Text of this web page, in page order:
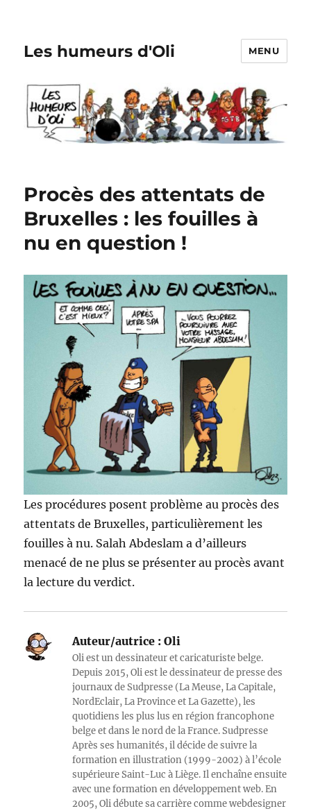
Les humeurs d'Oli MENU
Procès des attentats de
Bruxelles : les fouilles à
nu en question !
Les procédures posent problème au procès des
attentats de Bruxelles, particulièrement les
fouilles à nu. Salah Abdeslam a d’ailleurs
menacé de ne plus se présenter au procès avant
la lecture du verdict.
Auteur/autrice : Oli
Oli est un dessinateur et caricaturiste belge.
Depuis 2015, Oli est le dessinateur de presse des
journaux de Sudpresse (La Meuse, La Capitale,
NordEclair, La Province et La Gazette), les
quotidiens les plus lus en région francophone
belge et dans le nord de la France. Sudpresse
Après ses humanités, il décide de suivre la
formation en illustration (1999-2002) à l’école
supérieure Saint-Luc à Liège. Il enchaîne ensuite
avec une formation en développement web. En
2005, Oli débute sa carrière comme webdesigner